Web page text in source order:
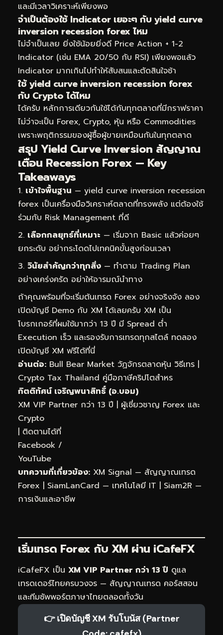
และมีเวลาวิเคราะห์เพียงพอ
จำเป็นต้องใช้ Indicator เยอะๆ กับ yield curve
inversion recession forex ไหม
ไม่จำเป็นเลย ยิ่งใช้น้อยยิ่งดี Price Action + 1-2
Indicator (เช่น EMA 20/50 กับ RSI) เพียงพอแล้ว
Indicator มากเกินไปทำให้สับสนและตัดสินใจช้า
ใช้ yield curve inversion recession forex
กับ Crypto ได้ไหม
ได้ครับ หลักการเดียวกันใช้ได้กับทุกตลาดที่มีกราฟราคา
ไม่ว่าจะเป็น Forex, Crypto, หุ้น หรือ Commodities
เพราะพฤติกรรมของผู้ซื้อผู้ขายเหมือนกันในทุกตลาด
สรุป Yield Curve Inversion สัญญาณ
เตือน Recession Forex — Key
Takeaways
เข้าใจพื้นฐาน — yield curve inversion recession
forex เป็นเครื่องมือวิเคราะห์ตลาดที่ทรงพลัง แต่ต้องใช้
ร่วมกับ Risk Management ที่ดี
เลือกกลยุทธ์ที่เหมาะ — เริ่มจาก Basic แล้วค่อยๆ
ยกระดับ อย่ากระโดดไปเทคนิคขั้นสูงก่อนเวลา
วินัยสำคัญกว่าทุกสิ่ง — ทำตาม Trading Plan
อย่างเคร่งครัด อย่าให้อารมณ์นำทาง
ถ้าคุณพร้อมที่จะเริ่มต้นเทรด Forex อย่างจริงจัง ลอง
เปิดบัญชี Demo กับ XM ได้เลยครับ XM เป็น
โบรกเกอร์ที่ผมใช้มากว่า 13 ปี มี Spread ต่ำ
Execution เร็ว และรองรับการเทรดทุกสไตล์ ทดลอง
เปิดบัญชี XM ฟรีได้ที่นี่
อ่านต่อ: Bull Bear Market วัฏจักรตลาดหุ้น วิธีเทร |
Crypto Tax Thailand คู่มือภาษีคริปโตสำหร
กิตติทัศน์ เจริญพนาสิทธิ์ (อ.บอม)
XM VIP Partner กว่า 13 ปี | ผู้เชี่ยวชาญ Forex และ
Crypto
| ติดตามได้ที่
Facebook /
YouTube
บทความที่เกี่ยวข้อง: XM Signal — สัญญาณเทรด
Forex | SiamLanCard — เทคโนโลยี IT | Siam2R —
การเงินและอาชีพ
เริ่มเทรด Forex กับ XM ผ่าน iCafeFX
iCafeFX เป็น XM VIP Partner กว่า 13 ปี ดูแล
เทรดเดอร์ไทยครบวงจร — สัญญาณเทรด คอร์สสอน
และทีมซัพพอร์ตภาษาไทยตลอดทั้งวัน
👉 เปิดบัญชี XM รับโบนัส (Partner